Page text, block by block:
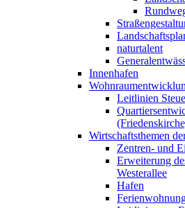
naturtalent
Innenhafen
Leitlinien
Wirtschaftsthemen
Zentren- und
Erweiterung
Westerallee
Hafen